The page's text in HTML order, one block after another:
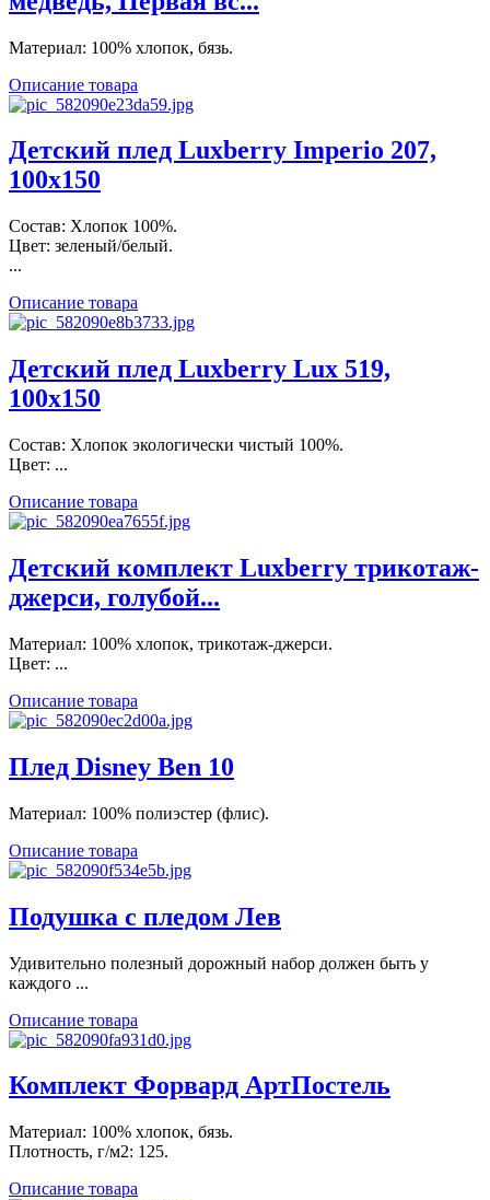
Материал: 100% хлопок, бязь.
Описание товара
Детский плед Luxberry Imperio 207,
100х150
Состав: Хлопок 100%.
Цвет: зеленый/белый.
...
Описание товара
Детский плед Luxberry Lux 519,
100х150
Состав: Хлопок экологически чистый 100%.
Цвет: ...
Описание товара
Детский комплект Luxberry трикотаж-
джерси, голубой...
Материал: 100% хлопок, трикотаж-джерси.
Цвет: ...
Описание товара
Плед Disney Ben 10
Материал: 100% полиэстер (флис).
Описание товара
Подушка с пледом Лев
Удивительно полезный дорожный набор должен быть у
каждого ...
Описание товара
Комплект Форвард АртПостель
Материал: 100% хлопок, бязь.
Плотность, г/м2: 125.
Описание товара